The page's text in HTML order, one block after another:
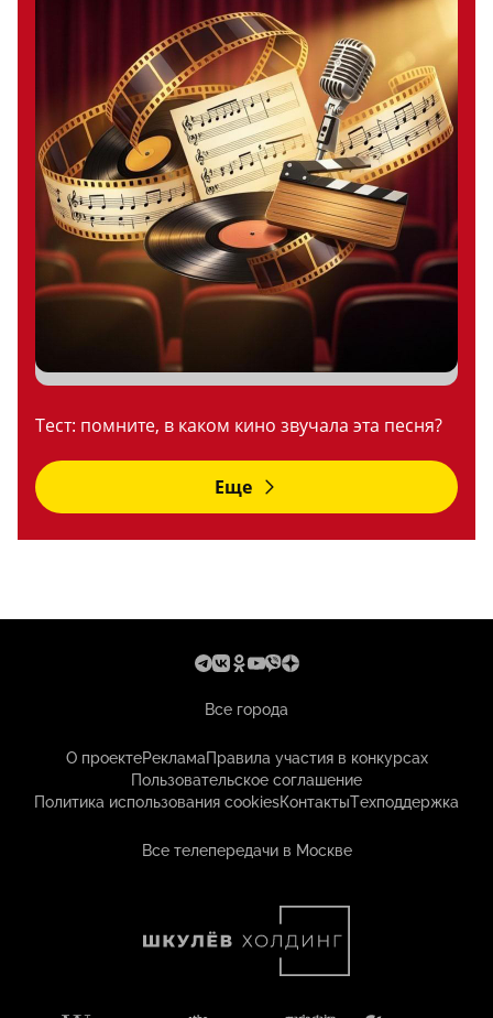
Тест: помните, в каком кино звучала эта песня?
Еще
Все города
О проектеРекламаПравила участия в конкурсах
Пользовательское соглашение
Политика использования cookiesКонтактыТехподдержка
Все телепередачи в Москве